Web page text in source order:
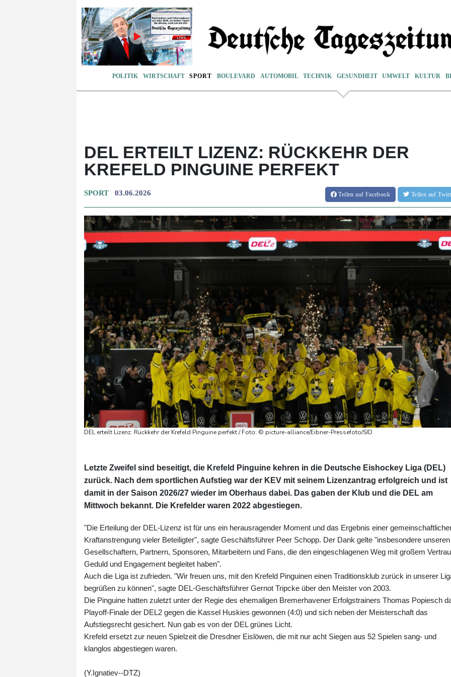
POLITIK WIRTSCHAFT SPORT BOULEVARD AUTOMOBIL TECHNIK GESUNDHEIT UMWELT KULTUR
DEL ERTEILT LIZENZ: RÜCKKEHR DER
KREFELD PINGUINE PERFEKT
SPORT 03.06.2026 Teilenauf Facebook Teilen auf
DEL erteilt Lizenz: Rückkehr der Krefeld Pinguine perfekt / Foto: © picture-alliance/Eibner-Pressefoto/SID
Letzte Zweifel sind beseitigt, die Krefeld Pinguine kehren in die Deutsche Eishockey Liga (DEL)
zurück. Nach dem sportlichen Aufstieg war der KEV mit seinem Lizenzantrag erfolgreich und ist
damit in der Saison 2026/27 wieder im Oberhaus dabei. Das gaben der Klub und die DEL am
Mittwoch bekannt. Die Krefelder waren 2022 abgestiegen.
"Die Erteilung der DEL-Lizenz ist für uns ein herausragender Moment und das Ergebnis einer
Kraftanstrengung vieler Beteiligter", sagte Geschäftsführer Peer Schopp. Der Dank gelte "insbesondere unseren
Gesellschaftern, Partnern, Sponsoren, Mitarbeitern und Fans, die den eingeschlagenen Weg mit großem
Geduld und Engagement begleitet haben".
Auch die Liga ist zufrieden. "Wir freuen uns, mit den Krefeld Pinguinen einen Traditionsklub zurück in unserer
begrüßen zu können", sagte DEL-Geschäftsführer Gernot Tripcke über den Meister von 2003.
Die Pinguine hatten zuletzt unter der Regie des ehemaligen Bremerhavener Erfolgstrainers Thomas Popiesch
Playoff-Finale der DEL2 gegen die Kassel Huskies gewonnen (4:0) und sich neben der Meisterschaft das
Aufstiegsrecht gesichert. Nun gab es von der DEL grünes Licht.
Krefeld ersetzt zur neuen Spielzeit die Dresdner Eislöwen, die mit nur acht Siegen aus 52 Spielen sang- und
klanglos abgestiegen waren.
(Y.Ignatiev--DTZ)